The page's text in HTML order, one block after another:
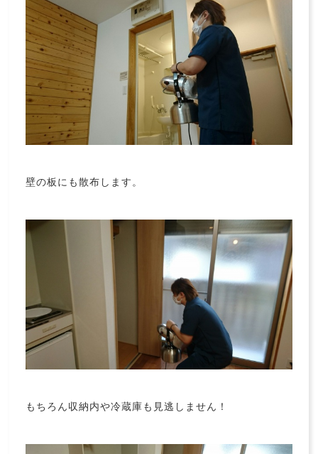
壁の板にも散布します。
もちろん収納内や冷蔵庫も見逃しません！